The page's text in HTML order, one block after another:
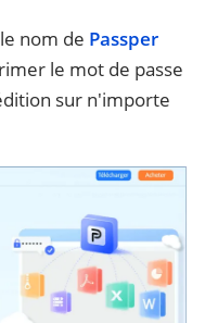
nom de Passper
le mot de passe
sur n'importe